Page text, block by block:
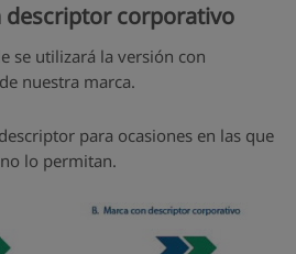
descriptor corporativo
se utilizará la versión con
nuestra marca.
para ocasiones en las que
lo permitan.